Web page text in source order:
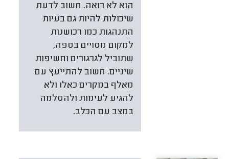
הוא לא רואה. חשוב לדעת
שיכולות להיות גם בעיות
התנהגות כמו רכושנות
למקום מסויים בספה,
שתוביל לגרגורים וחשיפות
שיניים. חשוב להתייעץ עם
מאלף במקרים כאלו ולא
להגיע לעימות ולהסלמה
במצב עם הכלב.